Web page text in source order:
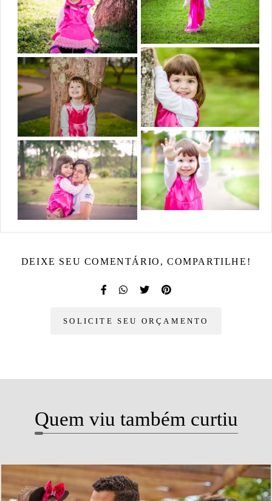
DEIXE SEU COMENTÁRIO, COMPARTILHE!
SOLICITE SEU ORÇAMENTO
Quem viu também curtiu